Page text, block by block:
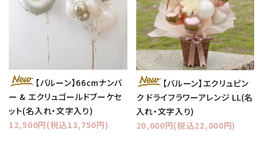
【バルーン】66cmナンバ
ー & エクリュゴールドブーケセ
ット(名入れ・文字入り)
12,500円(税込13,750円)
【バルーン】エクリュピン
ク ドライフラワーアレンジ LL(名
入れ・文字入り)
20,000円(税込22,000円)